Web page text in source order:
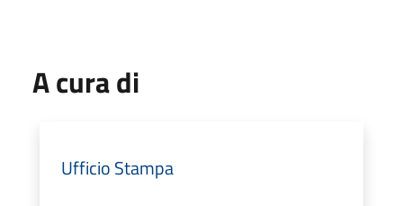
A cura di
Ufficio Stampa